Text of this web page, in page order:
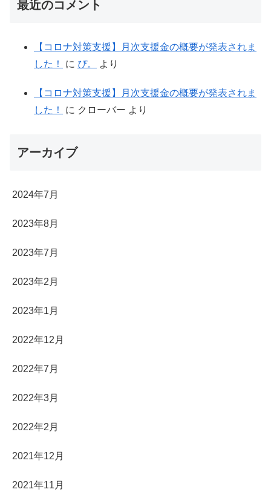
最近のコメント
【コロナ対策支援】月次支援金の概要が発表されま
した！
に ぴ。 より
【コロナ対策支援】月次支援金の概要が発表されま
した！
に クローバー より
アーカイブ
2024年7月
2023年8月
2023年7月
2023年2月
2023年1月
2022年12月
2022年7月
2022年3月
2022年2月
2021年12月
2021年11月